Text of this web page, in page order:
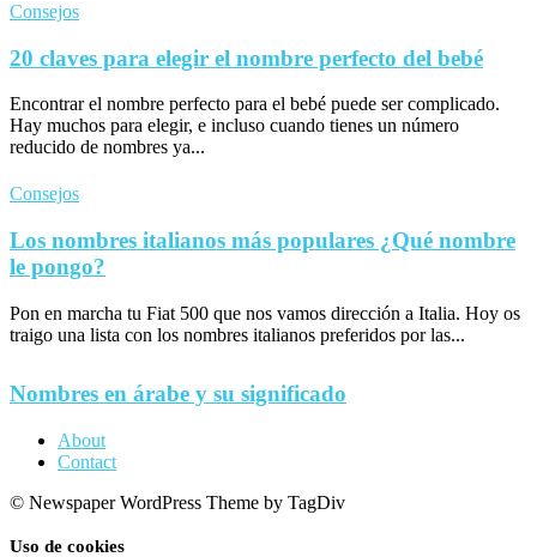
Consejos
20 claves para elegir el nombre perfecto del bebé
Encontrar el nombre perfecto para el bebé puede ser complicado.
Hay muchos para elegir, e incluso cuando tienes un número
reducido de nombres ya...
Consejos
Los nombres italianos más populares ¿Qué nombre
le pongo?
Pon en marcha tu Fiat 500 que nos vamos dirección a Italia. Hoy os
traigo una lista con los nombres italianos preferidos por las...
Nombres en árabe y su significado
About
Contact
© Newspaper WordPress Theme by TagDiv
Uso de cookies